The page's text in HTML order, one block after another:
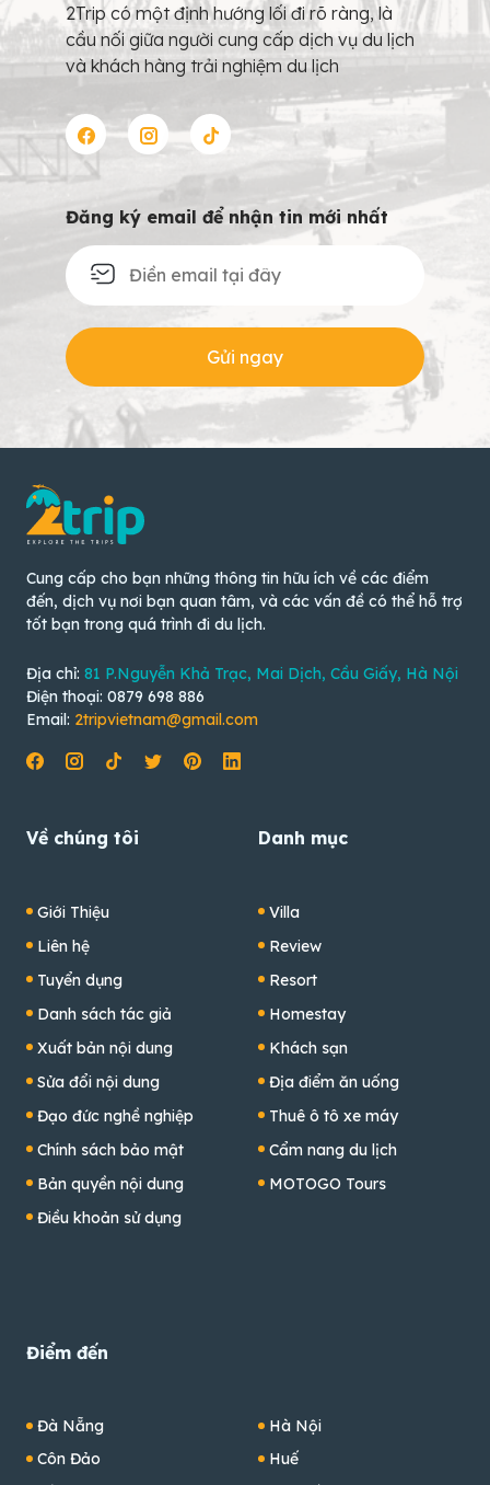
2Trip có một định hướng lối đi rõ ràng, là
cầu nối giữa người cung cấp dịch vụ du lịch
và khách hàng trải nghiệm du lịch
Đăng ký email để nhận tin mới nhất
Gửi ngay
Cung cấp cho bạn những thông tin hữu ích về các điểm
đến, dịch vụ nơi bạn quan tâm, và các vấn đề có thể hỗ trợ
tốt bạn trong quá trình đi du lịch.
Địa chỉ: 81 P.Nguyễn Khả Trạc, Mai Dịch, Cầu Giấy, Hà Nội
Điện thoại: 0879 698 886
Email: 2tripvietnam@gmail.com
Về chúng tôi
Giới Thiệu
Liên hệ
Tuyển dụng
Danh sách tác giả
Xuất bản nội dung
Sửa đổi nội dung
Đạo đức nghề nghiệp
Chính sách bảo mật
Bản quyền nội dung
Điều khoản sử dụng
Danh mục
Villa
Review
Resort
Homestay
Khách sạn
Địa điểm ăn uống
Thuê ô tô xe máy
Cẩm nang du lịch
MOTOGO Tours
Điểm đến
Đà Nẵng
Côn Đảo
Hà Nội
Huế